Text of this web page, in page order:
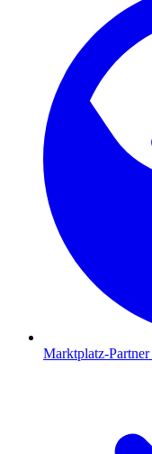
Marktplatz-Partner